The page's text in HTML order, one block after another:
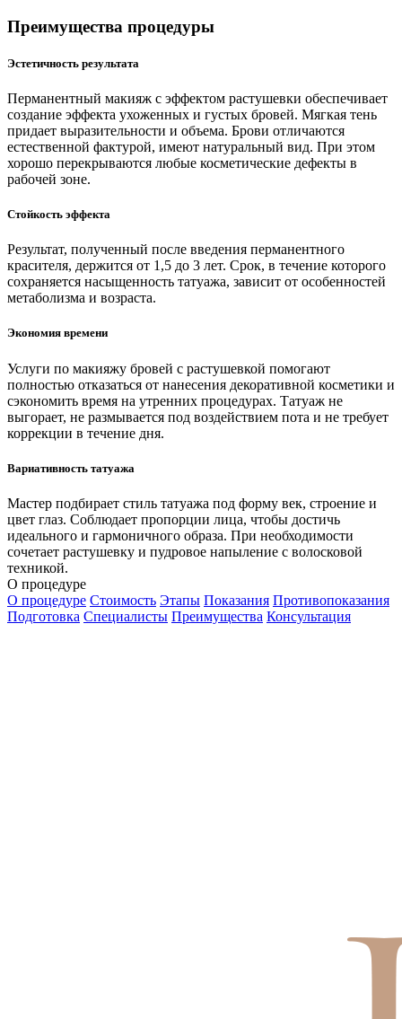
Преимущества процедуры
Эстетичность результата
Перманентный макияж с эффектом растушевки обеспечивает
создание эффекта ухоженных и густых бровей. Мягкая тень
придает выразительности и объема. Брови отличаются
естественной фактурой, имеют натуральный вид. При этом
хорошо перекрываются любые косметические дефекты в
рабочей зоне.
Стойкость эффекта
Результат, полученный после введения перманентного
красителя, держится от 1,5 до 3 лет. Срок, в течение которого
сохраняется насыщенность татуажа, зависит от особенностей
метаболизма и возраста.
Экономия времени
Услуги по макияжу бровей с растушевкой помогают
полностью отказаться от нанесения декоративной косметики и
сэкономить время на утренних процедурах. Татуаж не
выгорает, не размывается под воздействием пота и не требует
коррекции в течение дня.
Вариативность татуажа
Мастер подбирает стиль татуажа под форму век, строение и
цвет глаз. Соблюдает пропорции лица, чтобы достичь
идеального и гармоничного образа. При необходимости
сочетает растушевку и пудровое напыление с волосковой
техникой.
О процедуре
О процедуре Стоимость Этапы Показания Противопоказания
Подготовка Специалисты Преимущества Консультация